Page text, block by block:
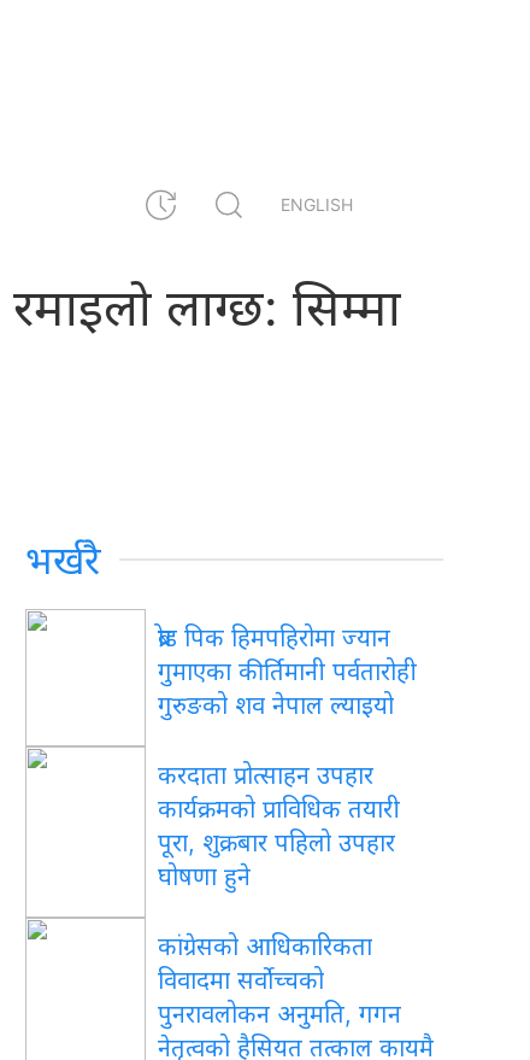
ENGLISH
लाग्छ: सिम्मा
भर्खरै
ब्रोड पिक हिमपहिरोमा ज्यान
गुमाएका कीर्तिमानी पर्वतारोही
गुरुङको शव नेपाल ल्याइयो
करदाता प्रोत्साहन उपहार
कार्यक्रमको प्राविधिक तयारी
पूरा, शुक्रबार पहिलो उपहार
घोषणा हुने
कांग्रेसको आधिकारिकता
विवादमा सर्वोच्चको
पुनरावलोकन अनुमति, गगन
नेतृत्वको हैसियत तत्काल कायमै